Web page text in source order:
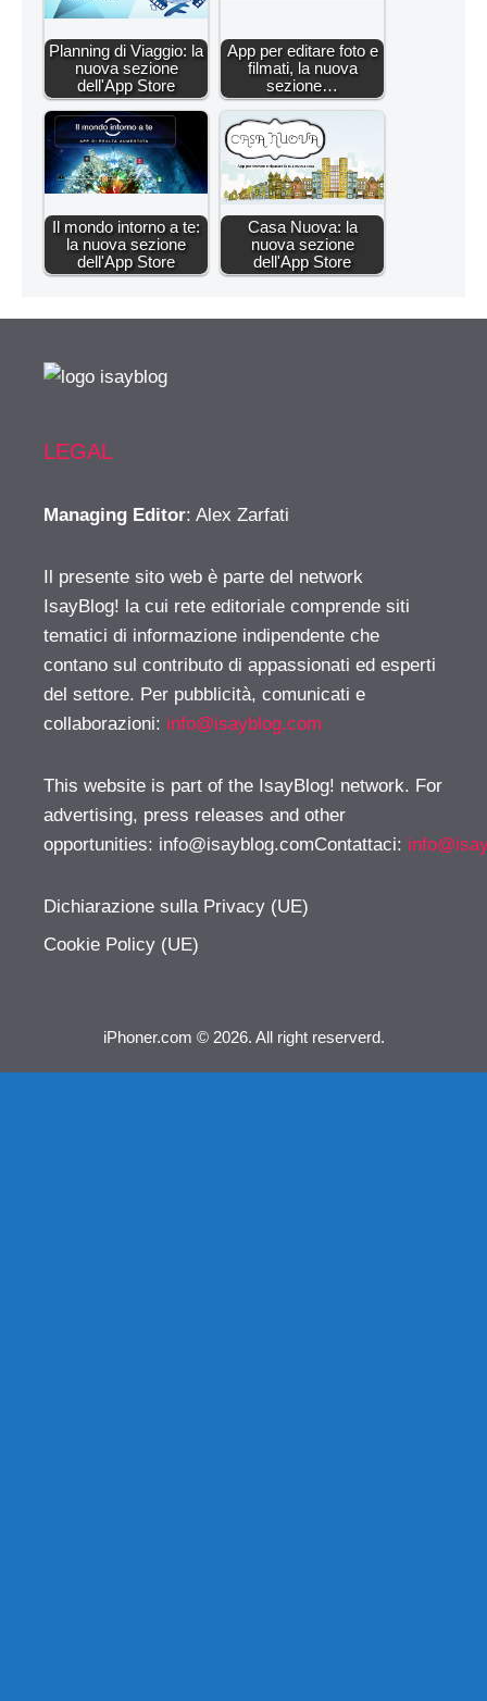
Planning di Viaggio: la
nuova sezione
dell'App Store
App per editare foto e
filmati, la nuova
sezione…
Il mondo intorno a te:
la nuova sezione
dell'App Store
Casa Nuova: la
nuova sezione
dell'App Store
LEGAL
Managing Editor: Alex Zarfati
Il presente sito web è parte del network
IsayBlog! la cui rete editoriale comprende siti
tematici di informazione indipendente che
contano sul contributo di appassionati ed esperti
del settore. Per pubblicità, comunicati e
collaborazioni: info@isayblog.com
This website is part of the IsayBlog! network. For
advertising, press releases and other
opportunities: info@isayblog.comContattaci:
Dichiarazione sulla Privacy (UE)
Cookie Policy (UE)
iPhoner.com © 2026. All right reserverd.